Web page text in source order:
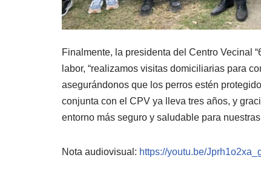
Finalmente, la presidenta del Centro Vecinal
labor, “realizamos visitas domiciliarias para
asegurándonos que los perros estén
conjunta con el CPV ya lleva tres años, y
entorno más seguro y saludable para nuestras
Nota audiovisual: https://youtu.be/